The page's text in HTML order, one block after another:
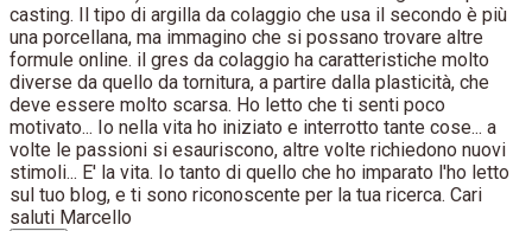
casting. Il tipo di argilla da colaggio che usa il secondo è più
una porcellana, ma immagino che si possano trovare altre
formule online. il gres da colaggio ha caratteristiche molto
diverse da quello da tornitura, a partire dalla plasticità, che
deve essere molto scarsa. Ho letto che ti senti poco
motivato... Io nella vita ho iniziato e interrotto tante cose... a
volte le passioni si esauriscono, altre volte richiedono nuovi
stimoli... E' la vita. Io tanto di quello che ho imparato l'ho letto
sul tuo blog, e ti sono riconoscente per la tua ricerca. Cari
saluti Marcello